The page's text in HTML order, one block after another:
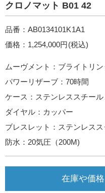
クロノマット B01 42
品番：AB0134101K1A1
価格：1,254,000円(税込)
ムーヴメント：ブライトリ
パワーリザーブ：70時間
ケース：ステンレススチー
ダイヤル：カッパー
ブレスレット：ステンレス
防水：20気圧（200M)
在庫や価